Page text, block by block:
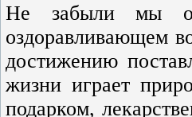
Не забыли мы о
оздоравливающем
достижению
жизни играет
подарком,